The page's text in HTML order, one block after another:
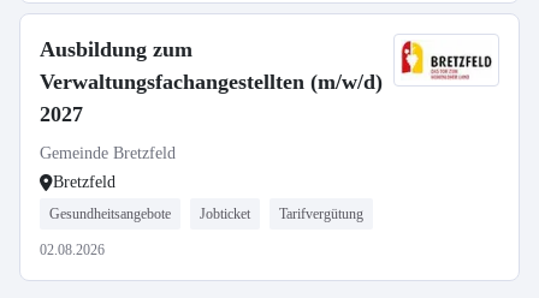
Ausbildung zum
Verwaltungsfachangestellten (m/w/d)
2027
Gemeinde Bretzfeld
Bretzfeld
Gesundheitsangebote Jobticket Tarifvergütung
02.08.2026